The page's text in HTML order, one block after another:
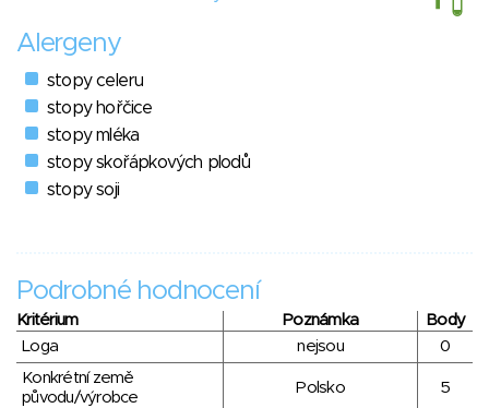
Alergeny
stopy celeru
stopy hořčice
stopy mléka
stopy skořápkových plodů
stopy soji
Podrobné hodnocení
Kritérium Poznámka
Body
Loga
nejsou
0
Konkrétní země
původu/výrobce
Polsko 5